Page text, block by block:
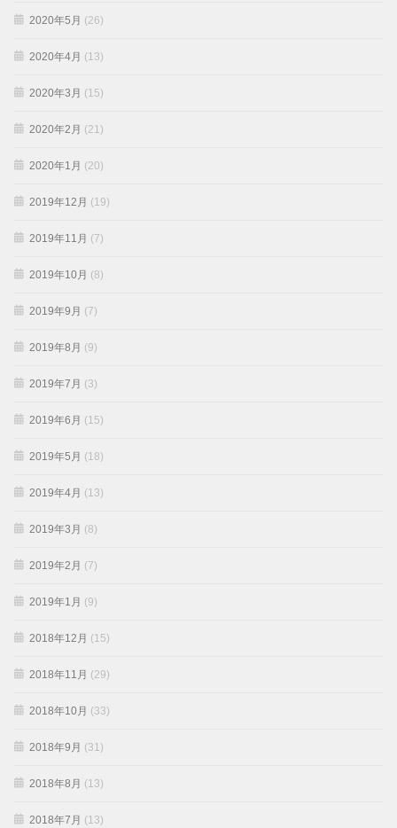
2020年5月 (26)
2020年4月 (13)
2020年3月 (15)
2020年2月 (21)
2020年1月 (20)
2019年12月 (19)
2019年11月 (7)
2019年10月 (8)
2019年9月 (7)
2019年8月 (9)
2019年7月 (3)
2019年6月 (15)
2019年5月 (18)
2019年4月 (13)
2019年3月 (8)
2019年2月 (7)
2019年1月 (9)
2018年12月 (15)
2018年11月 (29)
2018年10月 (33)
2018年9月 (31)
2018年8月 (13)
2018年7月 (13)